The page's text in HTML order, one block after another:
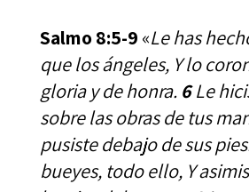
Salmo 8:5-9 «Le has
que los ángeles, Y lo
gloria y de honra. 6Le
sobre las obras de tus
pusiste debajo de sus
bueyes, todo ello, Y